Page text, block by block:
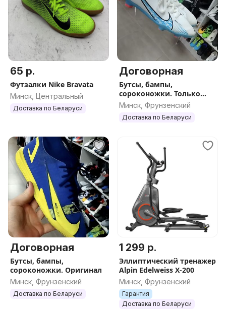
65 р.
Футзалки Nike Bravata
Минск, Центральный
Доставка по Беларуси
Договорная
Бутсы, бампы,
сороконожки. Только
Оригинал
Минск, Фрунзенский
Доставка по Беларуси
Договорная
Бутсы, бампы,
сороконожки. Оригинал
Минск, Фрунзенский
Доставка по Беларуси
1 299 р.
Эллиптический тренажер
Alpin Edelweiss X-200
Минск, Фрунзенский
Гарантия
Доставка по Беларуси